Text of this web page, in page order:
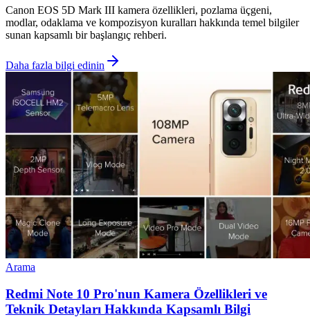
Canon EOS 5D Mark III kamera özellikleri, pozlama üçgeni,
modlar, odaklama ve kompozisyon kuralları hakkında temel bilgiler
sunan kapsamlı bir başlangıç rehberi.
Daha fazla bilgi edinin
Arama
Redmi Note 10 Pro'nun Kamera Özellikleri ve
Teknik Detayları Hakkında Kapsamlı Bilgi